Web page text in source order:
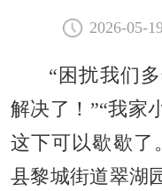
2026-05-
“困扰我们
解决了！”“我家
这下可以歇歇
县黎城街道翠湖